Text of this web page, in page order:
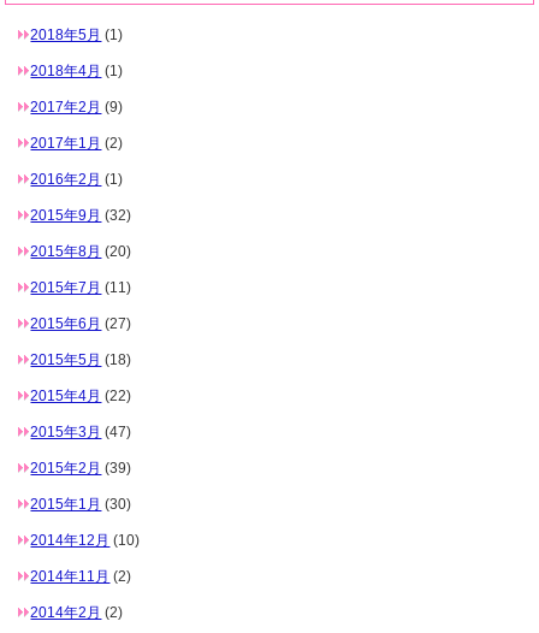
2018年5月 (1)
2018年4月 (1)
2017年2月 (9)
2017年1月 (2)
2016年2月 (1)
2015年9月 (32)
2015年8月 (20)
2015年7月 (11)
2015年6月 (27)
2015年5月 (18)
2015年4月 (22)
2015年3月 (47)
2015年2月 (39)
2015年1月 (30)
2014年12月 (10)
2014年11月 (2)
2014年2月 (2)